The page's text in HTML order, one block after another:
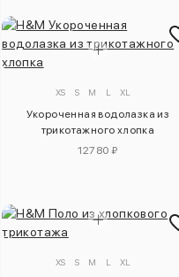
XS S M L XL
Укороченная водолазка из
трикотажного хлопка
12780 ₽
XS S M L XL